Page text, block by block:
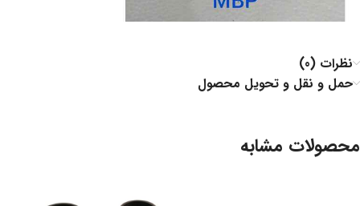
نظرات (0)
حمل و نقل و تحویل محصول
محصولات مشابه